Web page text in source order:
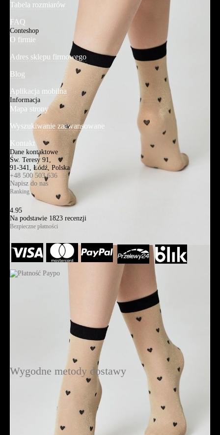
Tabela rozmiarów
FAQ
Conteshop
O firmie
Adres sklepu firmowego
Blog
Aplikacja mobilna
Informacja
Mapa strony
Wyszukiwanie zaawansowane
Kontakt
Dane kontaktowe
Św. Teresy 91,
91-341, Łódź, Polska
+48 500 503 636
Napisz do nas
Ranking
4.95
Na podstawie 1823 recenzji
Bezpieczne płatności
Wygodne metody dostawy